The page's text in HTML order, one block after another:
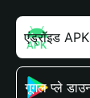
एंड्रॉइड
गूगल प्ले